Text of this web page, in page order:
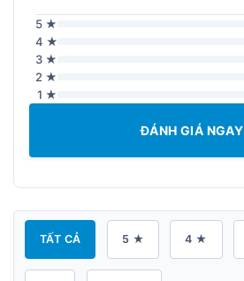
5 ★
4 ★
3 ★
2 ★
1 ★
ĐÁNH GIÁ NGAY
TẤT CẢ 5 ★ 4 ★